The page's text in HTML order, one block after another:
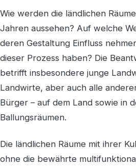
Wie werden die ländlichen
Jahren aussehen? Auf welche
deren Gestaltung Einfluss
dieser Prozess haben? Die
betrifft insbesondere junge
Landwirte, aber auch alle
Bürger – auf dem Land sowie in
Ballungsräumen.
Die ländlichen Räume mit ihrer
ohne die bewährte